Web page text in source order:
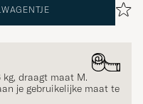
kg, draagt maat M.
je gebruikelijke maat te